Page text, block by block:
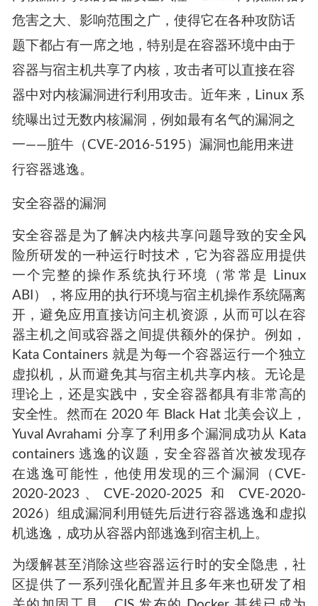
危害之大、影响范围之广，使得它在各种攻防话
题下都占有一席之地，特别是在容器环境中由于
容器与宿主机共享了内核，攻击者可以直接在容
器中对内核漏洞进行利用攻击。近年来，Linux 系
统曝出过无数内核漏洞，例如最有名气的漏洞之
一——脏牛（CVE-2016-5195）漏洞也能用来进
行容器逃逸。
安全容器的漏洞
安全容器是为了解决内核共享问题导致的安全风
险所研发的一种运行时技术，它为容器应用提供
一个完整的操作系统执行环境（常常是 Linux
ABI），将应用的执行环境与宿主机操作系统隔离
开，避免应用直接访问主机资源，从而可以在容
器主机之间或容器之间提供额外的保护。例如，
Kata Containers 就是为每一个容器运行一个独立
虚拟机，从而避免其与宿主机共享内核。无论是
理论上，还是实践中，安全容器都具有非常高的
安全性。然而在 2020 年 Black Hat 北美会议上，
Yuval Avrahami 分享了利用多个漏洞成功从 Kata
containers 逃逸的议题，安全容器首次被发现存
在逃逸可能性，他使用发现的三个漏洞（CVE-
2020-2023、CVE-2020-2025 和 CVE-2020-
2026）组成漏洞利用链先后进行容器逃逸和虚拟
机逃逸，成功从容器内部逃逸到宿主机上。
为缓解甚至消除这些容器运行时的安全隐患，社
区提供了一系列强化配置并且多年来也研发了相